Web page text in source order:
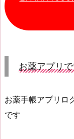
お薬アプリ
お薬手帳アプリロ
です